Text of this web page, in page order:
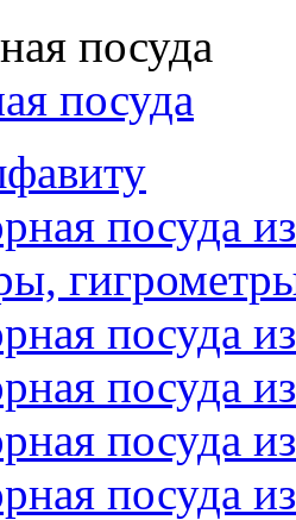
посуда
посуда
посуда
посуда
посуда
посуда